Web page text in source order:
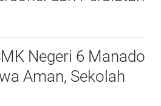
Negeri 6 Manado
Aman, Sekolah